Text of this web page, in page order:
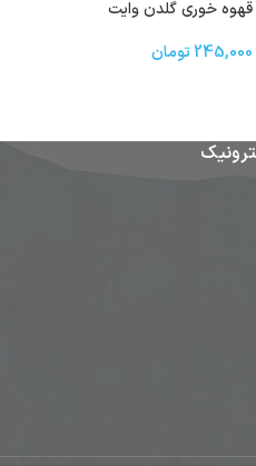
قهوه خوری‌ گلدن وایت
245,000 تومان